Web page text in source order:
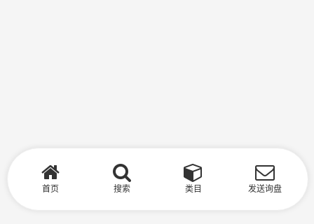
首页 搜索 类目 发送询盘